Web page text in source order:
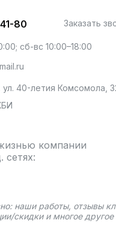
80 Заказать
сб-вс 10:00–18:00
ул. 40-летия Комсомола,
компании
сетях:
наши работы, отзывы
скидки и многое другое